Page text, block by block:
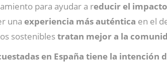
para ayudar a reducir el
una experiencia más auténtica en el
sosteniblestratan mejor a la
en España tiene la